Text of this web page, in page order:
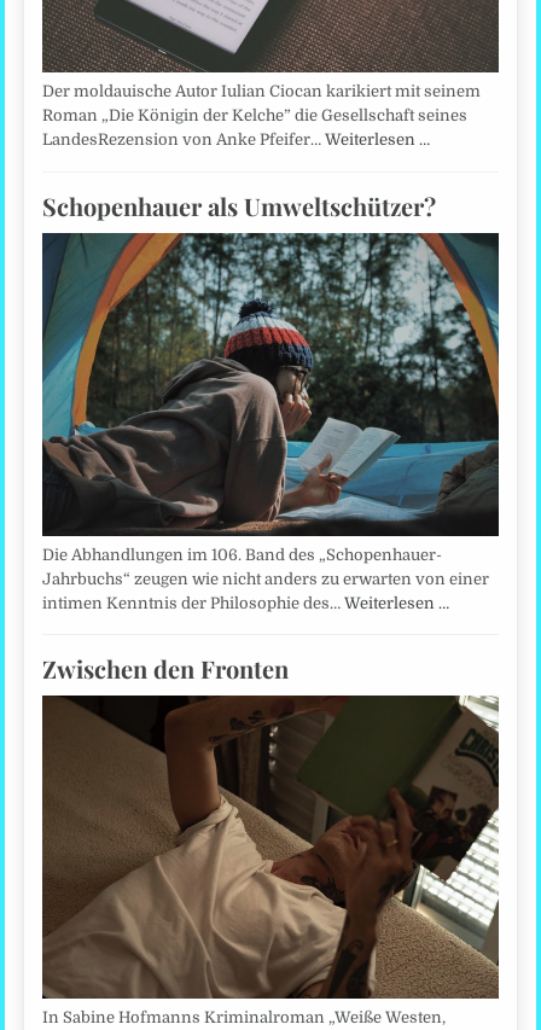
Der moldauische Autor Iulian Ciocan karikiert mit seinem
Roman „Die Königin der Kelche” die Gesellschaft seines
LandesRezension von Anke Pfeifer…Weiterlesen …
Schopenhauer als Umweltschützer?
Die Abhandlungen im 106. Band des „Schopenhauer-
Jahrbuchs“ zeugen wie nicht anders zu erwarten von einer
intimen Kenntnis der Philosophie des…Weiterlesen …
Zwischen den Fronten
In Sabine Hofmanns Kriminalroman „Weiße Westen,